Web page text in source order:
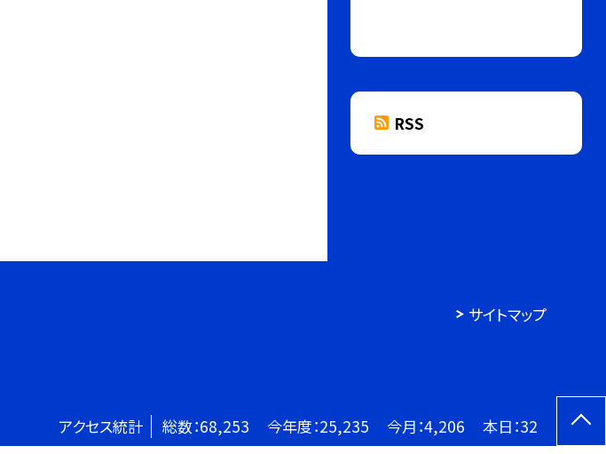
RSS
サイトマップ
アクセス統計 総数：68,253 今年度：25,235 今月：4,206 本日：32